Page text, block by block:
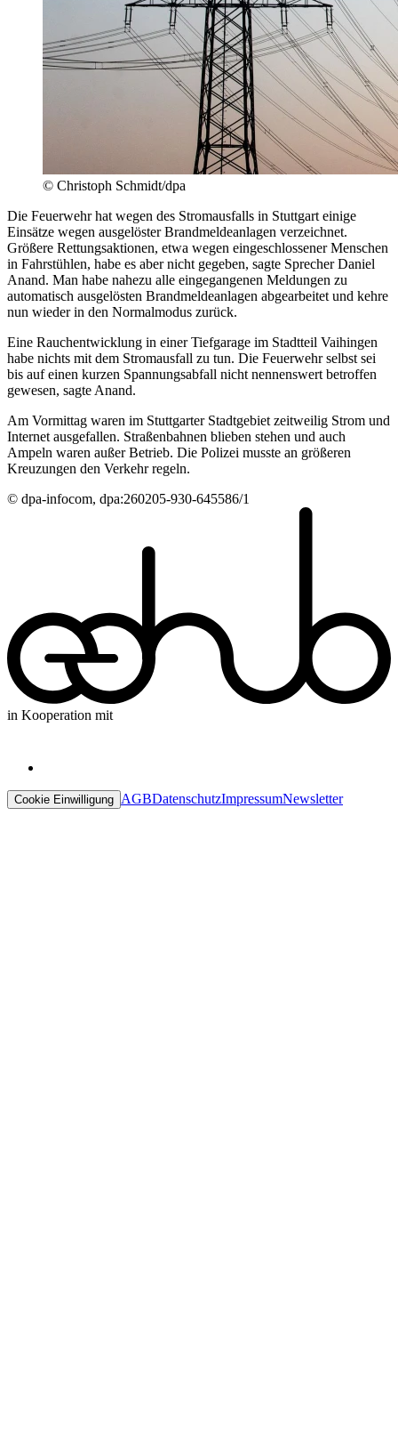
© Christoph Schmidt/dpa
Die Feuerwehr hat wegen des Stromausfalls in Stuttgart einige
Einsätze wegen ausgelöster Brandmeldeanlagen verzeichnet.
Größere Rettungsaktionen, etwa wegen eingeschlossener Menschen
in Fahrstühlen, habe es aber nicht gegeben, sagte Sprecher Daniel
Anand. Man habe nahezu alle eingegangenen Meldungen zu
automatisch ausgelösten Brandmeldeanlagen abgearbeitet und kehre
nun wieder in den Normalmodus zurück.
Eine Rauchentwicklung in einer Tiefgarage im Stadtteil Vaihingen
habe nichts mit dem Stromausfall zu tun. Die Feuerwehr selbst sei
bis auf einen kurzen Spannungsabfall nicht nennenswert betroffen
gewesen, sagte Anand.
Am Vormittag waren im Stuttgarter Stadtgebiet zeitweilig Strom und
Internet ausgefallen. Straßenbahnen blieben stehen und auch
Ampeln waren außer Betrieb. Die Polizei musste an größeren
Kreuzungen den Verkehr regeln.
© dpa-infocom, dpa:260205-930-645586/1
in Kooperation mit
Cookie Einwilligung AGBDatenschutzImpressumNewsletter